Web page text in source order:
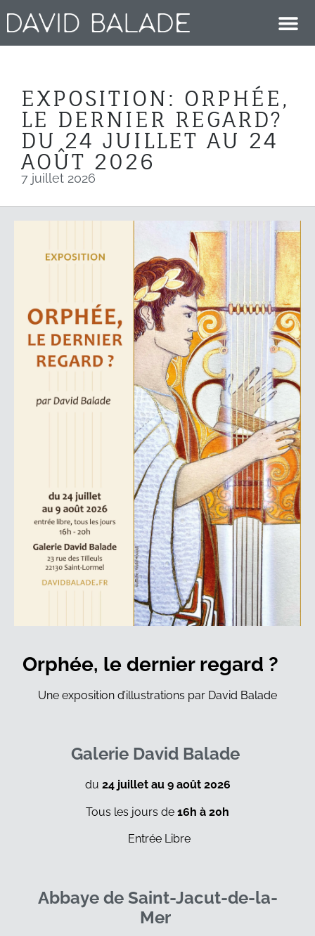
EXPOSITION: ORPHÉE,
LE DERNIER REGARD?
DU 24 JUILLET AU 24
AOÛT 2026
7 juillet 2026
Orphée, le dernier regard ?
Une exposition d’illustrations par David Balade
Galerie David Balade
du 24 juillet au 9 août 2026
Tous les jours de 16h à 20h
Entrée Libre
Abbaye de Saint-Jacut-de-la-
Mer